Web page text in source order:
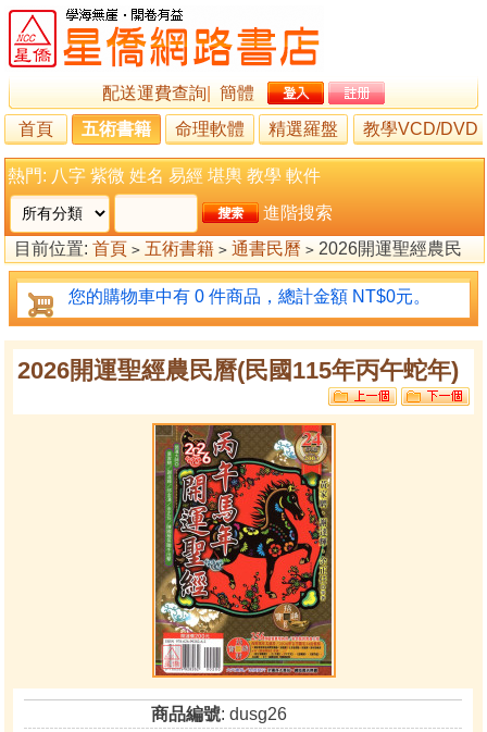
配送運費查詢
簡體
首頁
五術書籍 命理軟體 精選羅盤 教學VCD/DVD
熱門: 八字 紫微 姓名 易經 堪輿 教學 軟件
進階搜索
目前位置: 首頁 > 五術書籍 > 通書民曆 > 2026開運聖經農民
曆(民國115年丙午蛇年)
您的購物車中有 0 件商品，總計金額 NT$0元。
2026開運聖經農民曆(民國115年丙午蛇年)
商品編號: dusg26